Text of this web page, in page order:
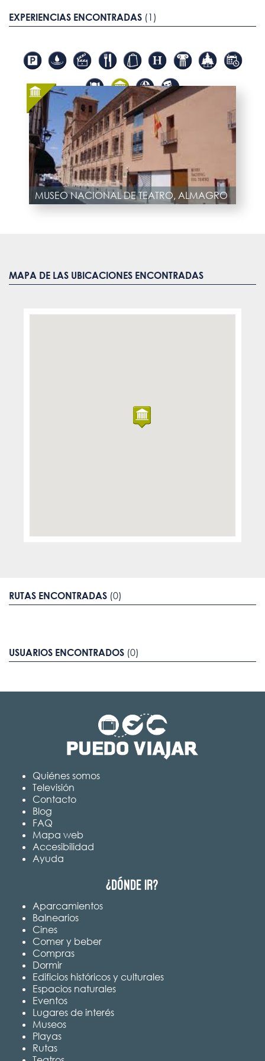
EXPERIENCIAS ENCONTRADAS (1)
MUSEO NACIONAL DE TEATRO, ALMAGRO
MAPA DE LAS UBICACIONES ENCONTRADAS
RUTAS ENCONTRADAS (0)
USUARIOS ENCONTRADOS (0)
Quiénes somos
Televisión
Contacto
Blog
FAQ
Mapa web
Accesibilidad
Ayuda
¿Dónde ir?
Aparcamientos
Balnearios
Cines
Comer y beber
Compras
Dormir
Edificios históricos y culturales
Espacios naturales
Eventos
Lugares de interés
Museos
Playas
Rutas